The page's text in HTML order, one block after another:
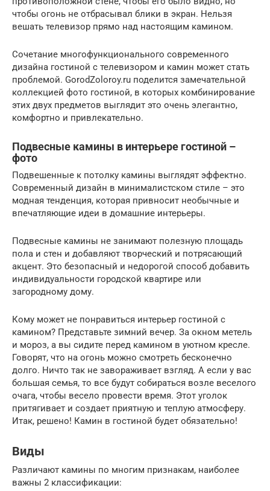
чтобы огонь не отбрасывал блики в экран. Нельзя
вешать телевизор прямо над настоящим камином.
Сочетание многофункционального современного
дизайна гостиной с телевизором и камин может стать
проблемой. GorodZoloroy.ru поделится замечательной
коллекцией фото гостиной, в которых комбинирование
этих двух предметов выглядит это очень элегантно,
комфортно и привлекательно.
Подвесные камины в интерьере гостиной –
фото
Подвешенные к потолку камины выглядят эффектно.
Современный дизайн в минималистском стиле – это
модная тенденция, которая привносит необычные и
впечатляющие идеи в домашние интерьеры.
Подвесные камины не занимают полезную площадь
пола и стен и добавляют творческий и потрясающий
акцент. Это безопасный и недорогой способ добавить
индивидуальности городской квартире или
загородному дому.
Кому может не понравиться интерьер гостиной с
камином? Представьте зимний вечер. За окном метель
и мороз, а вы сидите перед камином в уютном кресле.
Говорят, что на огонь можно смотреть бесконечно
долго. Ничто так не завораживает взгляд. А если у вас
большая семья, то все будут собираться возле веселого
очага, чтобы весело провести время. Этот уголок
притягивает и создает приятную и теплую атмосферу.
Итак, решено! Камин в гостиной будет обязательно!
Виды
Различают камины по многим признакам, наиболее
важны 2 классификации: